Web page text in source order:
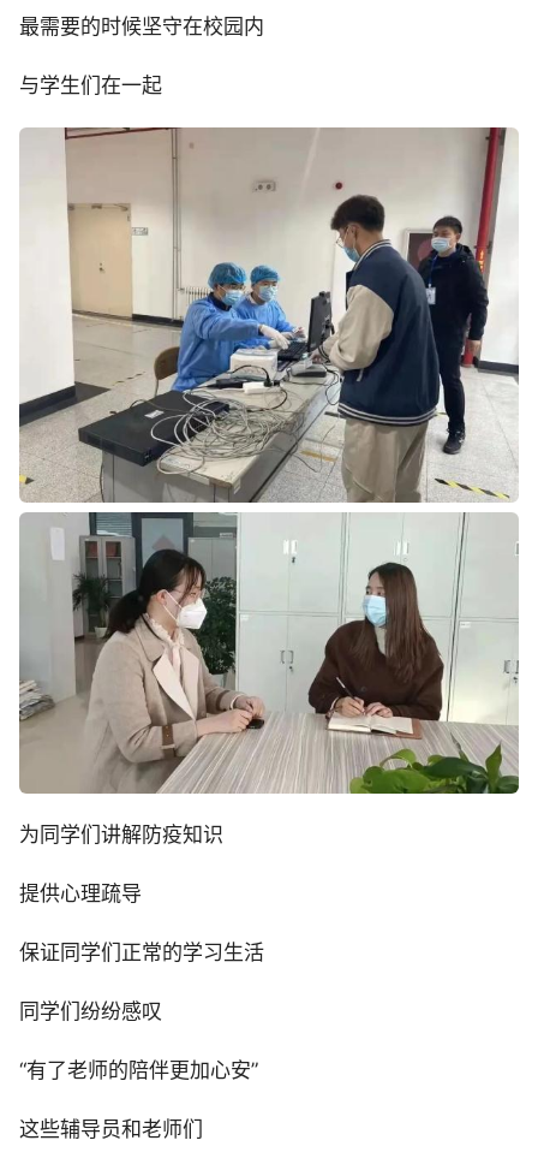
最需要的时候坚守在校园内
与学生们在一起
为同学们讲解防疫知识
提供心理疏导
保证同学们正常的学习生活
同学们纷纷感叹
“有了老师的陪伴更加心安”
这些辅导员和老师们